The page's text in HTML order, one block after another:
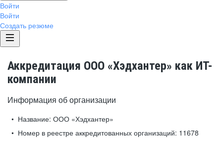
Войти
Войти
Создать резюме
Аккредитация ООО «Хэдхантер» как ИТ-
компании
Информация об организации
Название: ООО «Хэдхантер»
Номер в реестре аккредитованных организаций: 11678